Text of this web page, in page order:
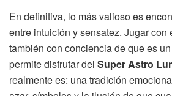
En definitiva, lo más valioso es
entre intuición y sensatez. Jugar con
también con conciencia de que es
permite disfrutar del Super Astro
realmente es: una tradición